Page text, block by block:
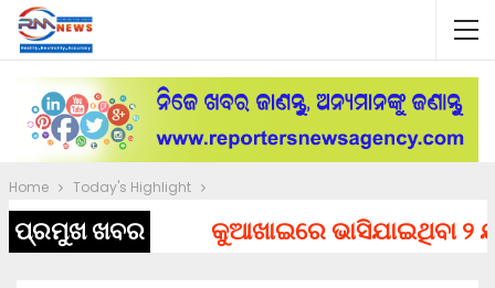
Home Today's Highlight
ପ୍ରମୁଖ ଖବର କୁଆଖାଇରେ ଭାସିଯାଇଥିବା ୨